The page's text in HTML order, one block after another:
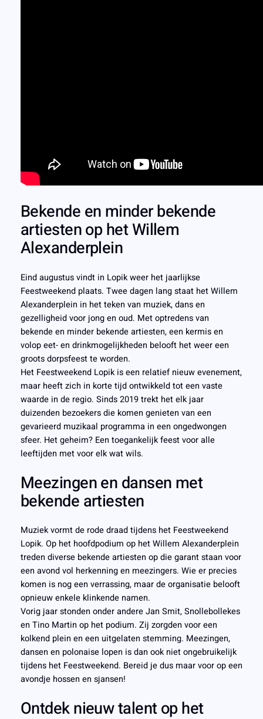
Bekende en minder bekende
artiesten op het Willem
Alexanderplein
Eind augustus vindt in Lopik weer het jaarlijkse
Feestweekend plaats. Twee dagen lang staat het Willem
Alexanderplein in het teken van muziek, dans en
gezelligheid voor jong en oud. Met optredens van
bekende en minder bekende artiesten, een kermis en
volop eet- en drinkmogelijkheden belooft het weer een
groots dorpsfeest te worden.
Het Feestweekend Lopik is een relatief nieuw evenement,
maar heeft zich in korte tijd ontwikkeld tot een vaste
waarde in de regio. Sinds 2019 trekt het elk jaar
duizenden bezoekers die komen genieten van een
gevarieerd muzikaal programma in een ongedwongen
sfeer. Het geheim? Een toegankelijk feest voor alle
leeftijden met voor elk wat wils.
Meezingen en dansen met
bekende artiesten
Muziek vormt de rode draad tijdens het Feestweekend
Lopik. Op het hoofdpodium op het Willem Alexanderplein
treden diverse bekende artiesten op die garant staan voor
een avond vol herkenning en meezingers. Wie er precies
komen is nog een verrassing, maar de organisatie belooft
opnieuw enkele klinkende namen.
Vorig jaar stonden onder andere Jan Smit, Snollebollekes
en Tino Martin op het podium. Zij zorgden voor een
kolkend plein en een uitgelaten stemming. Meezingen,
dansen en polonaise lopen is dan ook niet ongebruikelijk
tijdens het Feestweekend. Bereid je dus maar voor op een
avondje hossen en sjansen!
Ontdek nieuw talent op het